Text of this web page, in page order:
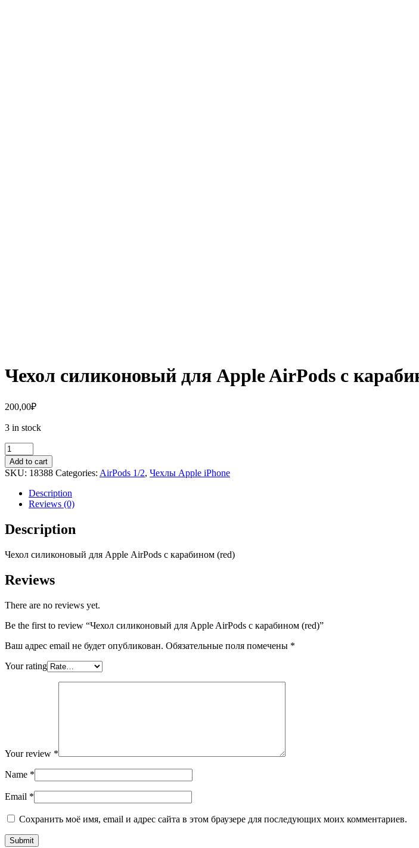
Чехол силиконовый для Apple AirPods с
200,00₽
3 in stock
Чехол
силиконовый
для
Apple
AirPods
карабином
(red)
quantity
Add to cart
SKU: 18388 Categories: AirPods 1/2, Чехлы Apple iPhone
Description
Reviews (0)
Description
Чехол силиконовый для Apple AirPods с карабином (red)
Reviews
There are no reviews yet.
Be the first to review “Чехол силиконовый для Apple AirPods с карабином (red)”
Ваш адрес email не будет опубликован. Обязательные поля помечены *
Your rating
Your review *
Name *
Email *
Сохранить моё имя, email и адрес сайта в этом браузере для последующих моих комментариев.